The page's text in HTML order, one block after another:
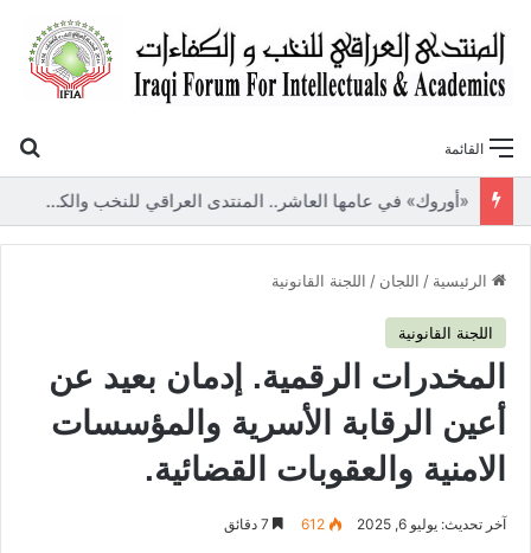
القائمة
«أوروك» في عامها العاشر.. المنتدى العراقي للنخب والكفاءات يصدر عددًا جديدًا ببحوث علمية تعالج قضايا الاقتصاد والطاقة
الرئيسية / اللجان / اللجنة القانونية
اللجنة القانونية
المخدرات الرقمية. إدمان بعيد عن
أعين الرقابة الأسرية والمؤسسات
الامنية والعقوبات القضائية.
آخر تحديث: يوليو 6, 2025 612